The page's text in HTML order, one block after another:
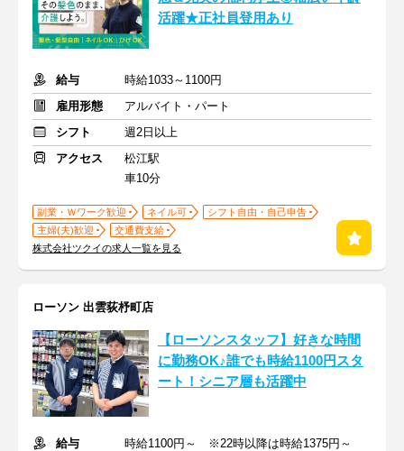
活躍★正社員登用あり
給与
時給1033～1100円
雇用形態
アルバイト・パート
シフト
週2日以上
アクセス
松江駅
車10分
副業・Ｗワーク歓迎 ネイル可
シフト自由・自己申告
主婦(夫)歓迎
交通費支給
株式会社ツクイの求人一覧を見る
ローソン 出雲荻杼町店
【ローソンスタッフ】好きな時間
に勤務OK♪誰でも時給1100円スタ
ート！シニア層も活躍中
給与
時給1100円～ ※22時以降は時給1375円～